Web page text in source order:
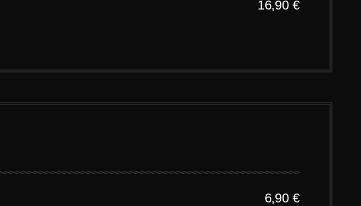
16,90 €
6,90 €